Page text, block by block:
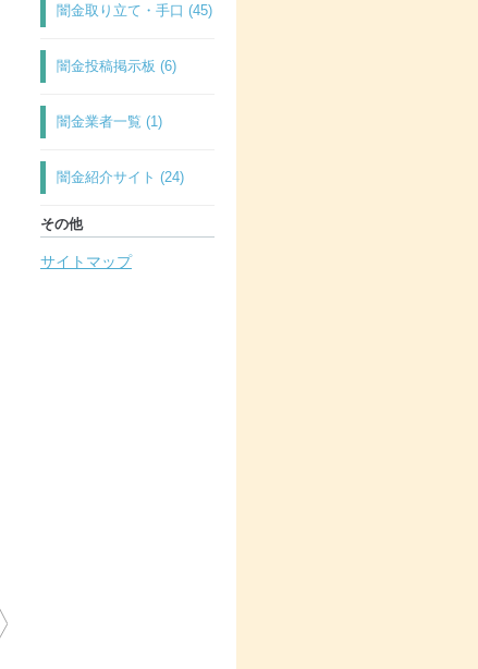
闇金取り立て・手口 (45)
闇金投稿掲示板 (6)
闇金業者一覧 (1)
闇金紹介サイト (24)
その他
サイトマップ